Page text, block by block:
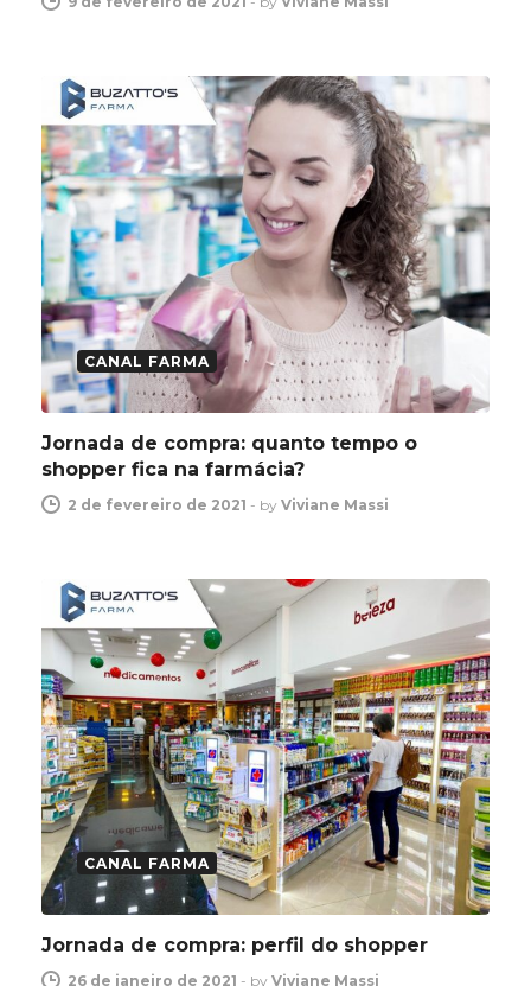
CANAL FARMA
Jornada de compra: quanto tempo o
shopper fica na farmácia?
2 de fevereiro de 2021 - by Viviane Massi
CANAL FARMA
Jornada de compra: perfil do shopper
26 de janeiro de 2021 - by Viviane Massi